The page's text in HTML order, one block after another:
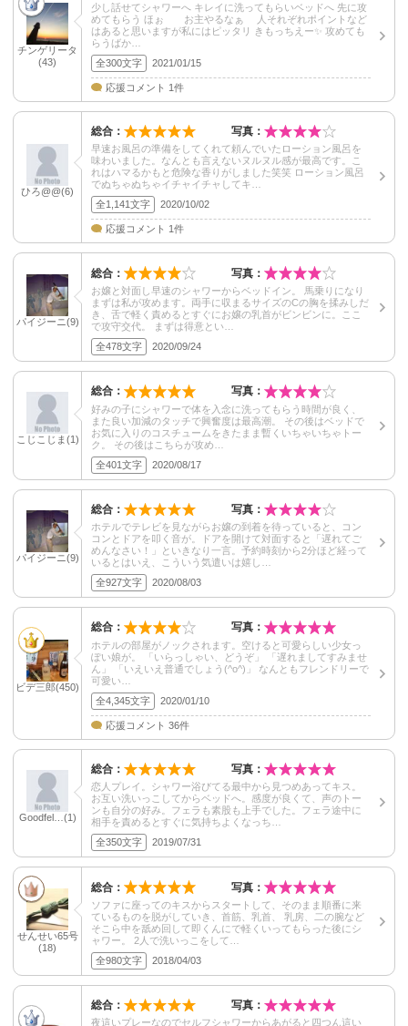
チンゲリータ
(43)
少し話せてシャワーへ キレイに洗ってもらいベッドへ 先に攻
めてもらう ほぉ お主やるなぁ 人それぞれポイントなど
はあると思いますが私にはピッタリ きもっちえー✨ 攻めても
らうばか…
全300文字
2021/01/15
応援コメント 1件
ひろ@@(6)
総合： 写真：
早速お風呂の準備をしてくれて頼んでいたローション風呂を
味わいました。なんとも言えないヌルヌル感が最高です。こ
れはハマるかもと危険な香りがしました笑笑 ローション風呂
でぬちゃぬちゃイチャイチャしてキ…
全1,141文字
2020/10/02
応援コメント 1件
パイジーニ(9)
総合： 写真：
お嬢と対面し早速のシャワーからベッドイン。 馬乗りになり
まずは私が攻めます。両手に収まるサイズのCの胸を揉みしだ
き、舌で軽く責めるとすぐにお嬢の乳首がビンビンに。ここ
で攻守交代。 まずは得意とい…
全478文字
2020/09/24
こじこじま(1)
総合： 写真：
好みの子にシャワーで体を入念に洗ってもらう時間が良く、
また良い加減のタッチで興奮度は最高潮。 その後はベッドで
お気に入りのコスチュームをきたまま暫くいちゃいちゃトー
ク。 その後はこちらが攻め…
全401文字
2020/08/17
パイジーニ(9)
総合： 写真：
ホテルでテレビを見ながらお嬢の到着を待っていると、コン
コンとドアを叩く音が。ドアを開けて対面すると「遅れてご
めんなさい！」といきなり一言。予約時刻から2分ほど経って
いるとはいえ、こういう気遣いは嬉し…
全927文字
2020/08/03
ビデ三郎(450)
総合： 写真：
ホテルの部屋がノックされます。空けると可愛らしい少女っ
ぽい娘が。 「いらっしゃい、どうぞ」 「遅れましてすみませ
ん」 「いえいえ普通でしょう(^o^)」 なんともフレンドリーで
可愛い…
全4,345文字
2020/01/10
応援コメント 36件
Goodfel…(1)
総合： 写真：
恋人プレイ。シャワー浴びてる最中から見つめあってキス。
お互い洗いっこしてからベッドへ。感度が良くて、声のトー
ンも自分の好み。フェラも素股も上手でした。フェラ途中に
相手を責めるとすぐに気持ちよくなっち…
全350文字
2019/07/31
せんせい65号
(18)
総合： 写真：
ソファに座ってのキスからスタートして、そのまま順番に来
ているものを脱がしていき、首筋、乳首、 乳房、二の腕など
そこら中を舐め回して即くんにで軽くいってもらった後にシ
ャワー。 2人で洗いっこをして…
全980文字
2018/04/03
総合： 写真：
夜這いプレーなのでセルフシャワーからあがると四つん這い